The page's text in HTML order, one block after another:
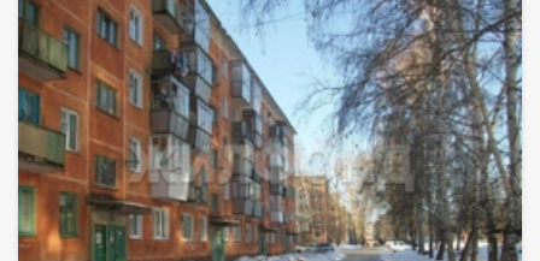
В шаговой доступности детские сады, школы, поликлиника,
супермаркеты и остановки. Центральная часть города: до
всех социальных и коммерческих объектов рукой подать.
Рядом парковые зоны — отличное место для прогулок. Дом с
центральным отоплением, водоснабжением и газом, но в
квартире установлена заглушка, печь электрическая, при
необходимости можно подключить обратно газ. Эта квартира
подойдет и для жизни, и для инвестиций — район стабильно
востребован у арендаторов. Можно оформить ипотеку:
поможем с выбором выгодных условий от банков-партнеров.
Сделку сопровождаем юридической проверкой документов и